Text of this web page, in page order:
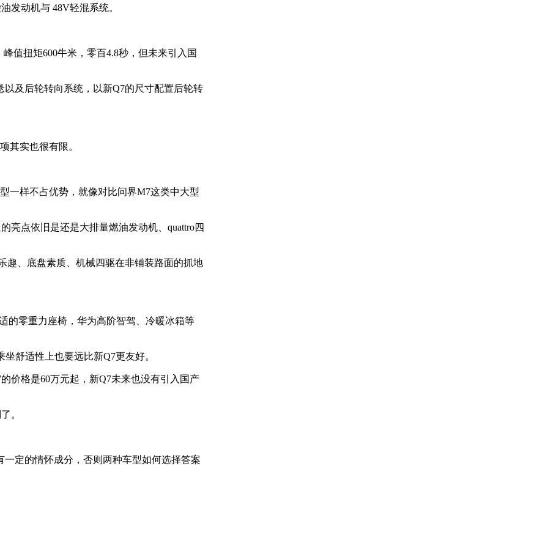
发动机与 48V轻混系统。
值扭矩600牛米，零百4.8秒，但未来引入国
及后轮转向系统，以新Q7的尺寸配置后轮转
其实也很有限。
一样不占优势，就像对比问界M7这类中大型
亮点依旧是还是大排量燃油发动机、quattro四
趣、底盘素质、机械四驱在非铺装路面的抓地
的零重力座椅，华为高阶智驾、冷暖冰箱等
舒适性上也要远比新Q7更友好。
价格是60万元起，新Q7未来也没有引入国产
。
定的情怀成分，否则两种车型如何选择答案